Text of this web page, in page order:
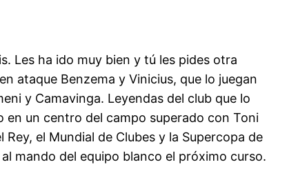
Les ha ido muy bien y tú les pides otra
ataque Benzema y Vinicius, que lo juegan
y Camavinga. Leyendas del club que lo
en un centro del campo superado con Toni
el Mundial de Clubes y la Supercopa de
mando del equipo blanco el próximo curso.